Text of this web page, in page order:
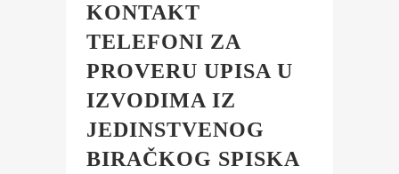
KONTAKT
TELEFONI ZA
PROVERU UPISA U
IZVODIMA IZ
JEDINSTVENOG
BIRAČKOG SPISKA